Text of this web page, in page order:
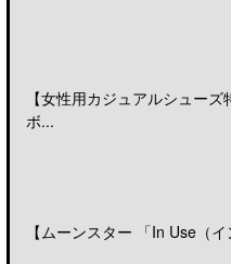
【女性用カジュアルシュー
ボ...
【ムーンスター 「In Use（